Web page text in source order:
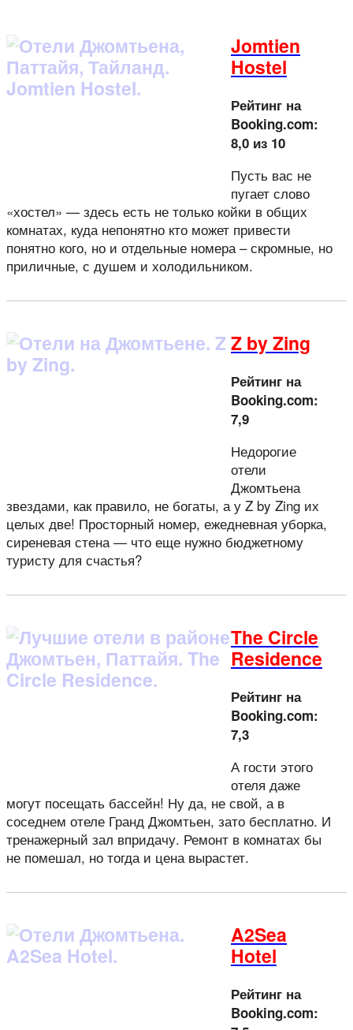
Jomtien
Hostel
Рейтинг на
Booking.com:
8,0 из 10
Пусть вас не
пугает слово
«хостел» — здесь есть не только койки в общих
комнатах, куда непонятно кто может привести
понятно кого, но и отдельные номера – скромные, но
приличные, с душем и холодильником.
Z by Zing
Рейтинг на
Booking.com:
7,9
Недорогие
отели
Джомтьена
звездами, как правило, не богаты, а у Z by Zing их
целых две! Просторный номер, ежедневная уборка,
сиреневая стена — что еще нужно бюджетному
туристу для счастья?
The Circle
Residence
Рейтинг на
Booking.com:
7,3
А гости этого
отеля даже
могут посещать бассейн! Ну да, не свой, а в
соседнем отеле Гранд Джомтьен, зато бесплатно. И
тренажерный зал впридачу. Ремонт в комнатах бы
не помешал, но тогда и цена вырастет.
A2Sea
Hotel
Рейтинг на
Booking.com: